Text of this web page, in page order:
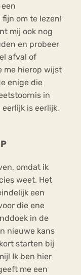
om te lezen!
mij ook nog
en probeer
afval of
me hierop wijst
enige die
in
is eerlijk,
omdat ik
weet. Het
een
die ene
in de
nieuwe kans
starten bij
Ik ben hier
me een